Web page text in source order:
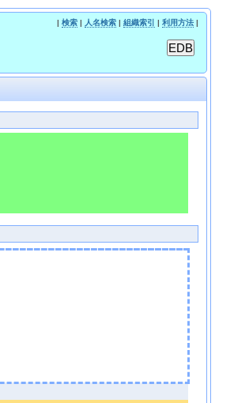
| 検索| 人名検索| 組織索引 | 利用方法|